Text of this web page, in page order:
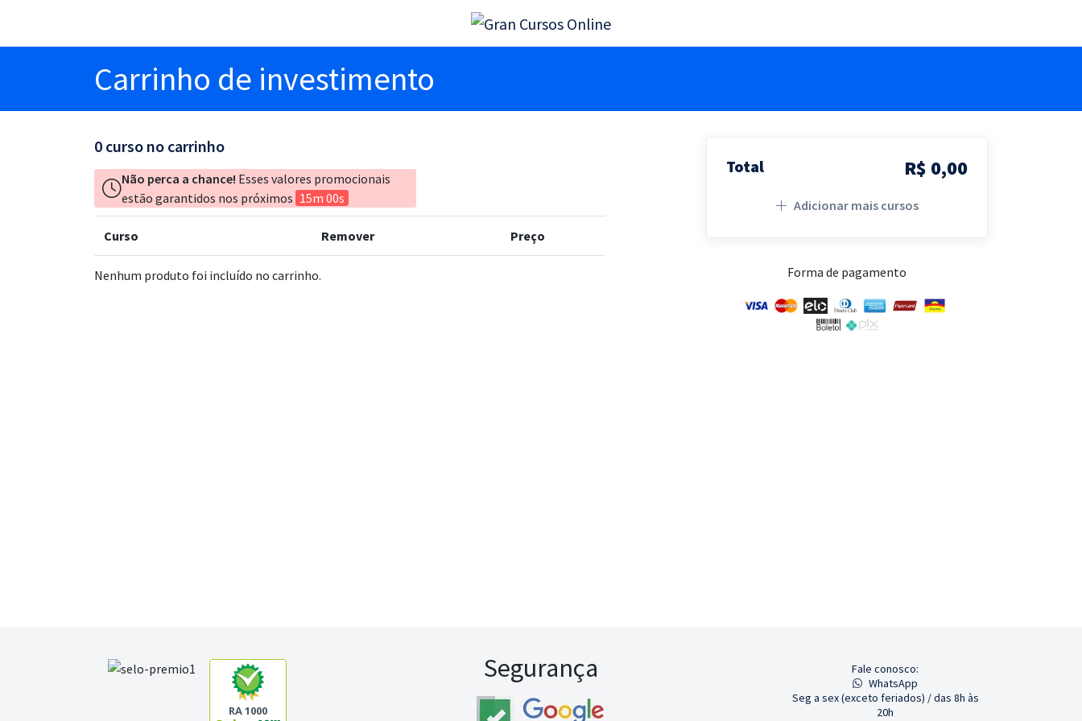
Carrinho de investimento
0 curso no carrinho
Não perca a chance! Esses valores promocionais
estão garantidos nos próximos 15m 00s
Curso Remover Preço
Nenhum produto foi incluído no carrinho.
Total R$ 0,00
Adicionar mais cursos
Forma de pagamento
RA 1000
Segurança
Fale conosco:
WhatsApp
Seg a sex (exceto feriados) / das 8h às
20h